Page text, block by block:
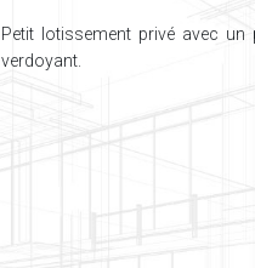
Petit lotissement privé avec un
verdoyant.